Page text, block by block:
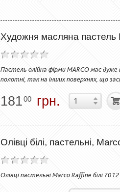
Художня масляна пастель
Пастель олійна фірми MARCO має дуже
полотні, так на інших поверхнях, що
18100 грн.
Олівці білі, пастельні,
Олівці пастельні Marco Raffine білі